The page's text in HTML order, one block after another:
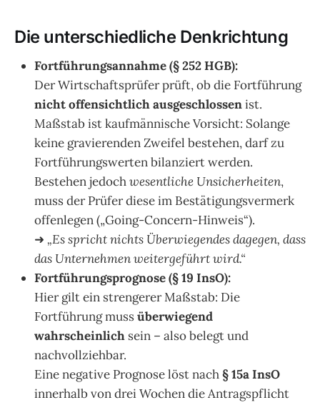
Die unterschiedliche Denkrichtung
Fortführungsannahme (§ 252 HGB):
Der Wirtschaftsprüfer prüft, ob die Fortführung
nicht offensichtlich ausgeschlossenist.
Maßstab ist kaufmännische Vorsicht: Solange
keine gravierenden Zweifel bestehen, darf zu
Fortführungswerten bilanziert werden.
Bestehen jedochwesentliche Unsicherheiten,
muss der Prüfer diese im Bestätigungsvermerk
offenlegen („Going-Concern-Hinweis“).
➜ „Es spricht nichts Überwiegendes dagegen, dass
das Unternehmen weitergeführt wird.“
Fortführungsprognose (§ 19 InsO):
Hier gilt ein strengerer Maßstab: Die
Fortführung mussüberwiegend
wahrscheinlich sein – also belegt und
nachvollziehbar.
Eine negative Prognose löst nach§ 15a InsO
innerhalb von drei Wochen die Antragspflicht